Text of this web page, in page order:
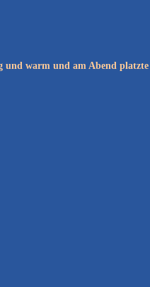
und warm und am Abend